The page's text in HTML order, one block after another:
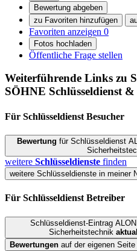
Bewertung abgeben
zu Favoriten hinzufügen
Favoriten anzeigen 0
Fotos hochladen
Öffentliche Frage stellen
Weiterführende Links zu
SÖHNE Schlüsseldienst
Für Schlüsseldienst Besucher
Bewertung für Schlüsseldienst
weitere Schlüsseldienste finden
weitere Schlüsseldienste in meiner
Für Schlüsseldienst Betreiber
Schlüsseldienst-Eintrag
Sicherheitstechnik
Bewertungen auf der eigenen Seite